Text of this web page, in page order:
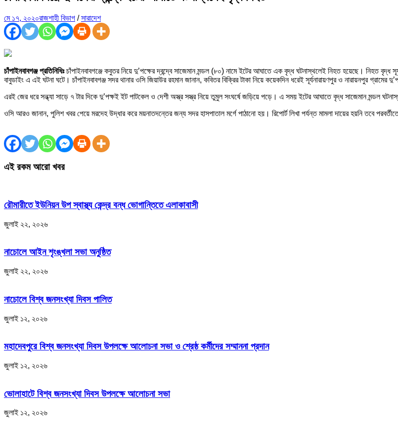
মে ১৭, ২০২০রাজশাহী বিভাগ /সারাদেশ
চাঁপাইনবাবগঞ্জ প্রতিনিধিঃচাঁপাইনবাবগঞ্জে কবুতর নিয়ে দু’পক্ষের দ্বন্দ্বে সাজেমান মন্ডল (৮০) নামে ইটের আঘাতে এক বৃদ্ধ ঘটনাস্থলেই নিহত হয়েছে। নিহত বৃদ্ধ
বাবুডাইং এ এই ঘটনা ঘটে। চাঁপাইনবাবগঞ্জ সদর থানার ওসি জিয়াউর রহমান জানান, কবিতর বিক্রির টাকা নিয়ে কয়েকদিন ধরেই সূর্যনারায়ণপুর ও নারায়নপুর গ্রামের
এরই জের ধরে সন্ধ্যা সাড়ে ৭ টার দিকে দু’পক্ষই ইট পাটকেল ও দেশী অস্ত্র সস্ত্র নিয়ে তুমুল সংঘর্ষে জড়িয়ে পড়ে। এ সময় ইটের আঘাতে বৃদ্ধ সাজেমান মন্ডল
ওসি আরও জানান, পুলিশ খবর পেয়ে মরদেহ উদ্ধার করে ময়নাতদন্তের জন্য সদর হাসপাতাল মর্গে পাঠানো হয়। রিপোর্ট লিখা পর্যন্ত মামলা দায়ের হয়নি তবে
এই রকম আরো খবর
রৌমারীতে ইউনিয়ন উপ স্বাস্থ্য কেন্দ্র বন্ধ ভোগান্তিতে এলাকাবাসী
জুলাই ২২, ২০২৬
নাচোলে আইন শৃংঙ্খলা সভা অনুষ্ঠিত
জুলাই ২২, ২০২৬
নাচোলে বিশ্ব জনসংখ্যা দিবস পালিত
জুলাই ১২, ২০২৬
মহাদেবপুরে বিশ্ব জনসংখ্যা দিবস উপলক্ষে আলোচনা সভা ও শ্রেষ্ঠ কর্মীদের সম্মাননা প্রদান
জুলাই ১২, ২০২৬
ভোলাহাটে বিশ্ব জনসংখ্যা দিবস উপলক্ষে আলোচনা সভা
জুলাই ১২, ২০২৬